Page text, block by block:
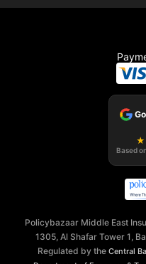
★
Based
Policybazaar Middle East
1305, Al Shafar Tower 1,
Regulated by the Central